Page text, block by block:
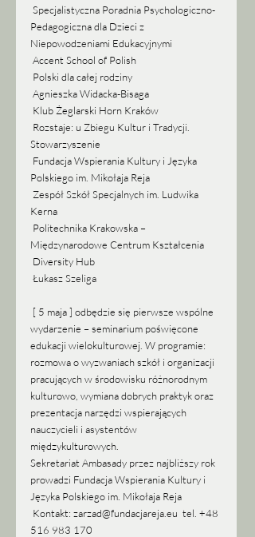
Specjalistyczna Poradnia Psychologiczno-
Pedagogiczna dla Dzieci z
Niepowodzeniami Edukacyjnymi
Accent School of Polish
Polski dla całej rodziny
Agnieszka Widacka-Bisaga
Klub Żeglarski Horn Kraków
Rozstaje: u Zbiegu Kultur i Tradycji.
Stowarzyszenie
Fundacja Wspierania Kultury i Języka
Polskiego im. Mikołaja Reja
Zespół Szkół Specjalnych im. Ludwika
Kerna
Politechnika Krakowska –
Międzynarodowe Centrum Kształcenia
Diversity Hub
Łukasz Szeliga
[ 5 maja ] odbędzie się pierwsze wspólne
wydarzenie – seminarium poświęcone
edukacji wielokulturowej. W programie:
rozmowa o wyzwaniach szkół i organizacji
pracujących w środowisku różnorodnym
kulturowo, wymiana dobrych praktyk oraz
prezentacja narzędzi wspierających
nauczycieli i asystentów
międzykulturowych.
Sekretariat Ambasady przez najbliższy rok
prowadzi Fundacja Wspierania Kultury i
Języka Polskiego im. Mikołaja Reja
Kontakt: zarzad@fundacjareja.eu tel. +48
516 983 170